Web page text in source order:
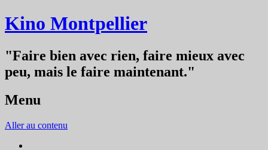
Kino Montpellier
"Faire bien avec rien, faire mieux avec
peu, mais le faire maintenant."
Menu
Aller au contenu